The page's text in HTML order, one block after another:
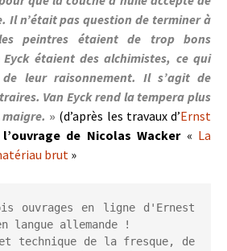
Il n’était pas question de terminer à
peintres étaient de trop bons
Eyck étaient des alchimistes, ce qui
leur raisonnement. Il s’agit de
Van Eyck rend la tempera plus
» (d’après les travaux d’Ernst
de Nicolas Wacker« La
brut»
ouvrages en ligne d'Ernest
langue allemande !
de la fresque, de